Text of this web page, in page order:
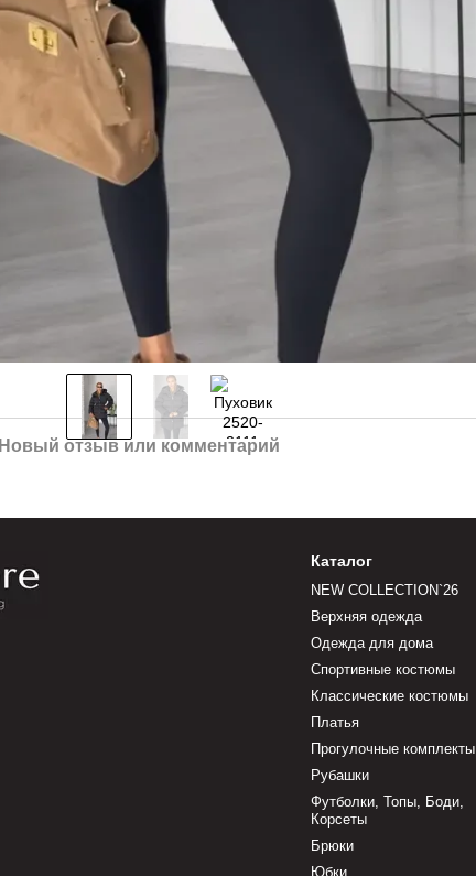
Новый отзыв или комментарий
Каталог
NEW COLLECTION`26
Верхняя одежда
Одежда для дома
Спортивные костюмы
Классические костюмы
Платья
Прогулочные комплекты
Рубашки
Футболки, Топы, Боди,
Корсеты
Брюки
Юбки